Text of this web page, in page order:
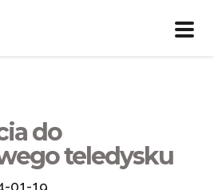
do
teledysku
01-19